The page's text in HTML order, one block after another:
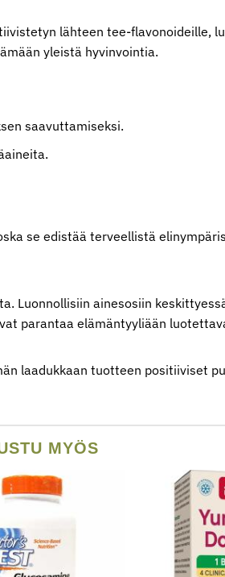
lähteen tee-flavonoideille,
yleistä hyvinvointia.
saavuttamiseksi.
se edistää terveellistä
Luonnollisiin ainesosiin
parantaa elämäntyyliään
laadukkaan tuotteen positiiviset
MYÖS